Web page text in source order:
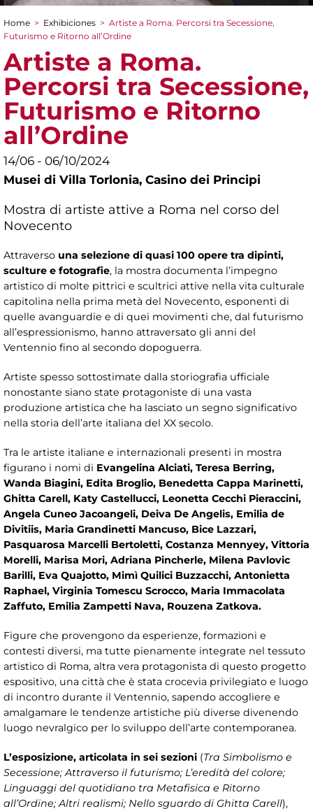
You are here
Home > Exhibiciones > Artiste a Roma. Percorsi tra Secessione,
Futurismo e Ritorno all’Ordine
Artiste a Roma.
Percorsi tra Secessione,
Futurismo e Ritorno
all’Ordine
14/06 - 06/10/2024
Musei di Villa Torlonia, Casino dei Principi
Mostra di artiste attive a Roma nel corso del
Novecento
Attraverso una selezione di quasi 100 opere tra dipinti,
sculture e fotografie, la mostra documenta l’impegno
artistico di molte pittrici e scultrici attive nella vita culturale
capitolina nella prima metà del Novecento, esponenti di
quelle avanguardie e di quei movimenti che, dal futurismo
all’espressionismo, hanno attraversato gli anni del
Ventennio fino al secondo dopoguerra.
Artiste spesso sottostimate dalla storiografia ufficiale
nonostante siano state protagoniste di una vasta
produzione artistica che ha lasciato un segno significativo
nella storia dell’arte italiana del XX secolo.
Tra le artiste italiane e internazionali presenti in mostra
figurano i nomi di Evangelina Alciati, Teresa Berring,
Wanda Biagini, Edita Broglio, Benedetta Cappa Marinetti,
Ghitta Carell, Katy Castellucci, Leonetta Cecchi Pieraccini,
Angela Cuneo Jacoangeli, Deiva De Angelis, Emilia de
Divitiis, Maria Grandinetti Mancuso, Bice Lazzari,
Pasquarosa Marcelli Bertoletti, Costanza Mennyey, Vittoria
Morelli, Marisa Mori, Adriana Pincherle, Milena Pavlovic
Barilli, Eva Quajotto, Mimì Quilici Buzzacchi, Antonietta
Raphael, Virginia Tomescu Scrocco, Maria Immacolata
Zaffuto, Emilia Zampetti Nava, Rouzena Zatkova.
Figure che provengono da esperienze, formazioni e
contesti diversi, ma tutte pienamente integrate nel tessuto
artistico di Roma, altra vera protagonista di questo progetto
espositivo, una città che è stata crocevia privilegiato e luogo
di incontro durante il Ventennio, sapendo accogliere e
amalgamare le tendenze artistiche più diverse divenendo
luogo nevralgico per lo sviluppo dell’arte contemporanea.
L’esposizione, articolata in sei sezioni (Tra Simbolismo e
Secessione; Attraverso il futurismo; L’eredità del colore;
Linguaggi del quotidiano tra Metafisica e Ritorno
all’Ordine; Altri realismi; Nello sguardo di Ghitta Carell),